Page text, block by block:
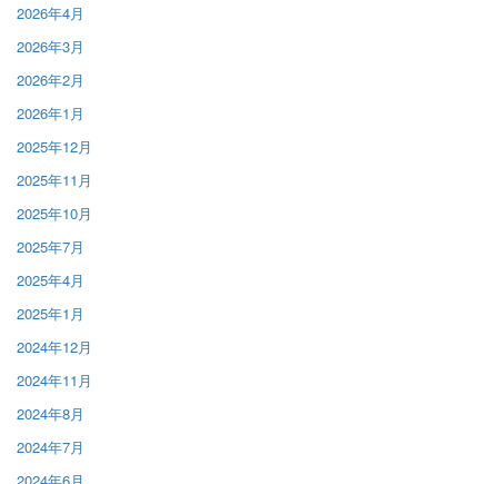
2026年4月
2026年3月
2026年2月
2026年1月
2025年12月
2025年11月
2025年10月
2025年7月
2025年4月
2025年1月
2024年12月
2024年11月
2024年8月
2024年7月
2024年6月